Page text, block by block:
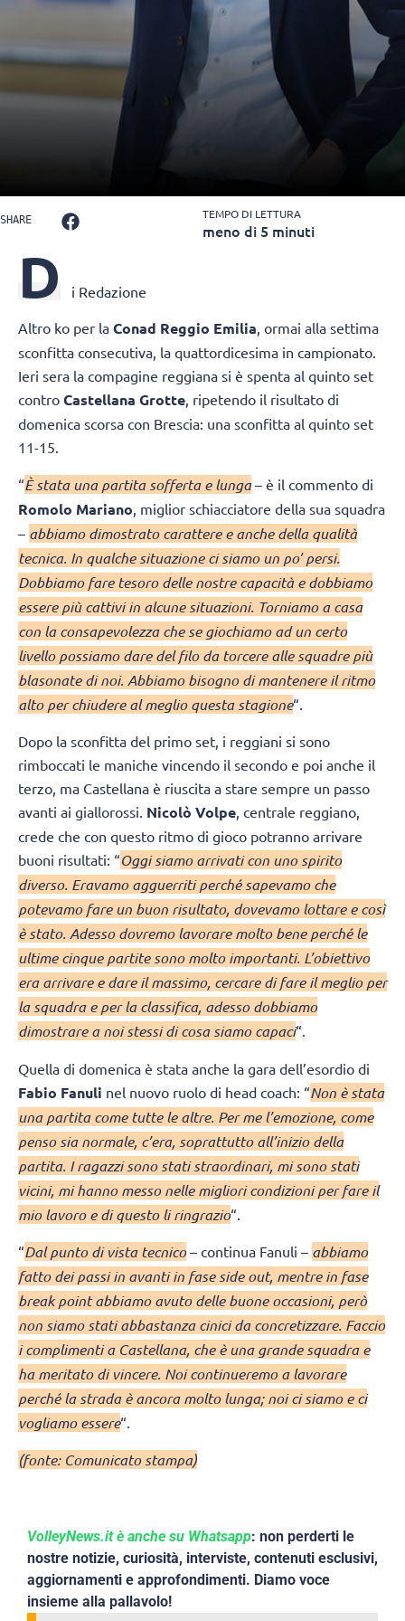
SHARE TEMPO DI LETTURA
meno di 5 minuti
D i Redazione
Altro ko per la Conad Reggio Emilia, ormai alla settima
sconfitta consecutiva, la quattordicesima in campionato.
Ieri sera la compagine reggiana si è spenta al quinto set
contro Castellana Grotte, ripetendo il risultato di
domenica scorsa con Brescia: una sconfitta al quinto set
11-15.
“È stata una partita sofferta e lunga– è il commento di
Romolo Mariano , miglior schiacciatore della sua squadra
– abbiamo dimostrato carattere e anche della qualità
tecnica. In qualche situazione ci siamo un po’ persi.
Dobbiamo fare tesoro delle nostre capacità e dobbiamo
essere più cattivi in alcune situazioni. Torniamo a casa
con la consapevolezza che se giochiamo ad un certo
livello possiamo dare del filo da torcere alle squadre più
blasonate di noi. Abbiamo bisogno di mantenere il ritmo
alto per chiudere al meglio questa stagione“.
Dopo la sconfitta del primo set, i reggiani si sono
rimboccati le maniche vincendo il secondo e poi anche il
terzo, ma Castellana è riuscita a stare sempre un passo
avanti ai giallorossi. Nicolò Volpe, centrale reggiano,
crede che con questo ritmo di gioco potranno arrivare
buoni risultati: “Oggi siamo arrivati con uno spirito
diverso. Eravamo agguerriti perché sapevamo che
potevamo fare un buon risultato, dovevamo lottare e così
è stato. Adesso dovremo lavorare molto bene perché le
ultime cinque partite sono molto importanti. L’obiettivo
era arrivare e dare il massimo, cercare di fare il meglio per
la squadra e per la classifica, adesso dobbiamo
dimostrare a noi stessi di cosa siamo capaci“.
Quella di domenica è stata anche la gara dell’esordio di
Fabio Fanuli nel nuovo ruolo di head coach: “Non è stata
una partita come tutte le altre. Per me l’emozione, come
penso sia normale, c’era, soprattutto all’inizio della
partita. I ragazzi sono stati straordinari, mi sono stati
vicini, mi hanno messo nelle migliori condizioni per fare il
mio lavoro e di questo li ringrazio“.
“Dal punto di vista tecnico– continua Fanuli – abbiamo
fatto dei passi in avanti in fase side out, mentre in fase
break point abbiamo avuto delle buone occasioni, però
non siamo stati abbastanza cinici da concretizzare. Faccio
i complimenti a Castellana, che è una grande squadra e
ha meritato di vincere. Noi continueremo a lavorare
perché la strada è ancora molto lunga; noi ci siamo e ci
vogliamo essere“.
(fonte: Comunicato stampa)
VolleyNews.it è anche su Whatsapp: non perderti le
nostre notizie, curiosità, interviste, contenuti esclusivi,
aggiornamenti e approfondimenti. Diamo voce
insieme alla pallavolo!